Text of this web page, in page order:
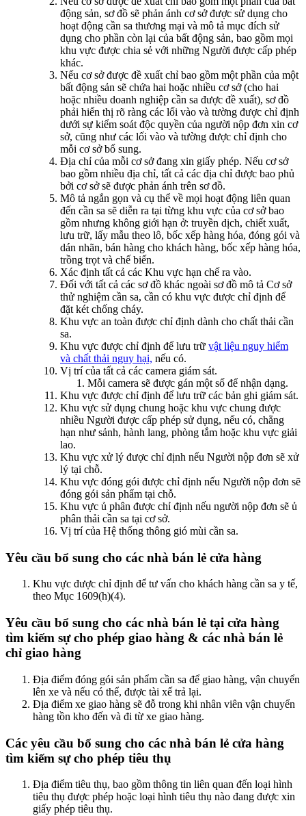
động sản, sơ đồ sẽ phản ánh cơ sở được sử dụng cho
hoạt động cần sa thương mại và mô tả mục đích sử
dụng cho phần còn lại của bất động sản, bao gồm mọi
khu vực được chia sẻ với những Người được cấp phép
khác.
Nếu cơ sở được đề xuất chỉ bao gồm một phần của một
bất động sản sẽ chứa hai hoặc nhiều cơ sở (cho hai
hoặc nhiều doanh nghiệp cần sa được đề xuất), sơ đồ
phải hiển thị rõ ràng các lối vào và tường được chỉ định
dưới sự kiểm soát độc quyền của người nộp đơn xin cơ
sở, cũng như các lối vào và tường được chỉ định cho
mỗi cơ sở bổ sung.
Địa chỉ của mỗi cơ sở đang xin giấy phép. Nếu cơ sở
bao gồm nhiều địa chỉ, tất cả các địa chỉ được bao phủ
bởi cơ sở sẽ được phản ánh trên sơ đồ.
Mô tả ngắn gọn và cụ thể về mọi hoạt động liên quan
đến cần sa sẽ diễn ra tại từng khu vực của cơ sở bao
gồm nhưng không giới hạn ở: truyền dịch, chiết xuất,
lưu trữ, lấy mẫu theo lô, bốc xếp hàng hóa, đóng gói và
dán nhãn, bán hàng cho khách hàng, bốc xếp hàng hóa,
trồng trọt và chế biến.
Xác định tất cả các Khu vực hạn chế ra vào.
Đối với tất cả các sơ đồ khác ngoài sơ đồ mô tả Cơ sở
thử nghiệm cần sa, cần có khu vực được chỉ định để
đặt két chống cháy.
Khu vực an toàn được chỉ định dành cho chất thải cần
sa.
Khu vực được chỉ định để lưu trữ vật liệu nguy hiểm
và chất thải nguy hại, nếu có.
Vị trí của tất cả các camera giám sát.
Mỗi camera sẽ được gán một số để nhận dạng.
Khu vực được chỉ định để lưu trữ các bản ghi giám sát.
Khu vực sử dụng chung hoặc khu vực chung được
nhiều Người được cấp phép sử dụng, nếu có, chẳng
hạn như sảnh, hành lang, phòng tắm hoặc khu vực giải
lao.
Khu vực xử lý được chỉ định nếu Người nộp đơn sẽ xử
lý tại chỗ.
Khu vực đóng gói được chỉ định nếu Người nộp đơn sẽ
đóng gói sản phẩm tại chỗ.
Khu vực ủ phân được chỉ định nếu người nộp đơn sẽ ủ
phân thải cần sa tại cơ sở.
Vị trí của Hệ thống thông gió mùi cần sa.
Yêu cầu bổ sung cho các nhà bán lẻ cửa hàng
Khu vực được chỉ định để tư vấn cho khách hàng cần sa y tế,
theo Mục 1609(h)(4).
Yêu cầu bổ sung cho các nhà bán lẻ tại cửa hàng
tìm kiếm sự cho phép giao hàng & các nhà bán lẻ
chỉ giao hàng
Địa điểm đóng gói sản phẩm cần sa để giao hàng, vận chuyển
lên xe và nếu có thể, được tài xế trả lại.
Địa điểm xe giao hàng sẽ đỗ trong khi nhân viên vận chuyển
hàng tồn kho đến và đi từ xe giao hàng.
Các yêu cầu bổ sung cho các nhà bán lẻ cửa hàng
tìm kiếm sự cho phép tiêu thụ
Địa điểm tiêu thụ, bao gồm thông tin liên quan đến loại hình
tiêu thụ được phép hoặc loại hình tiêu thụ nào đang được xin
giấy phép tiêu thụ.